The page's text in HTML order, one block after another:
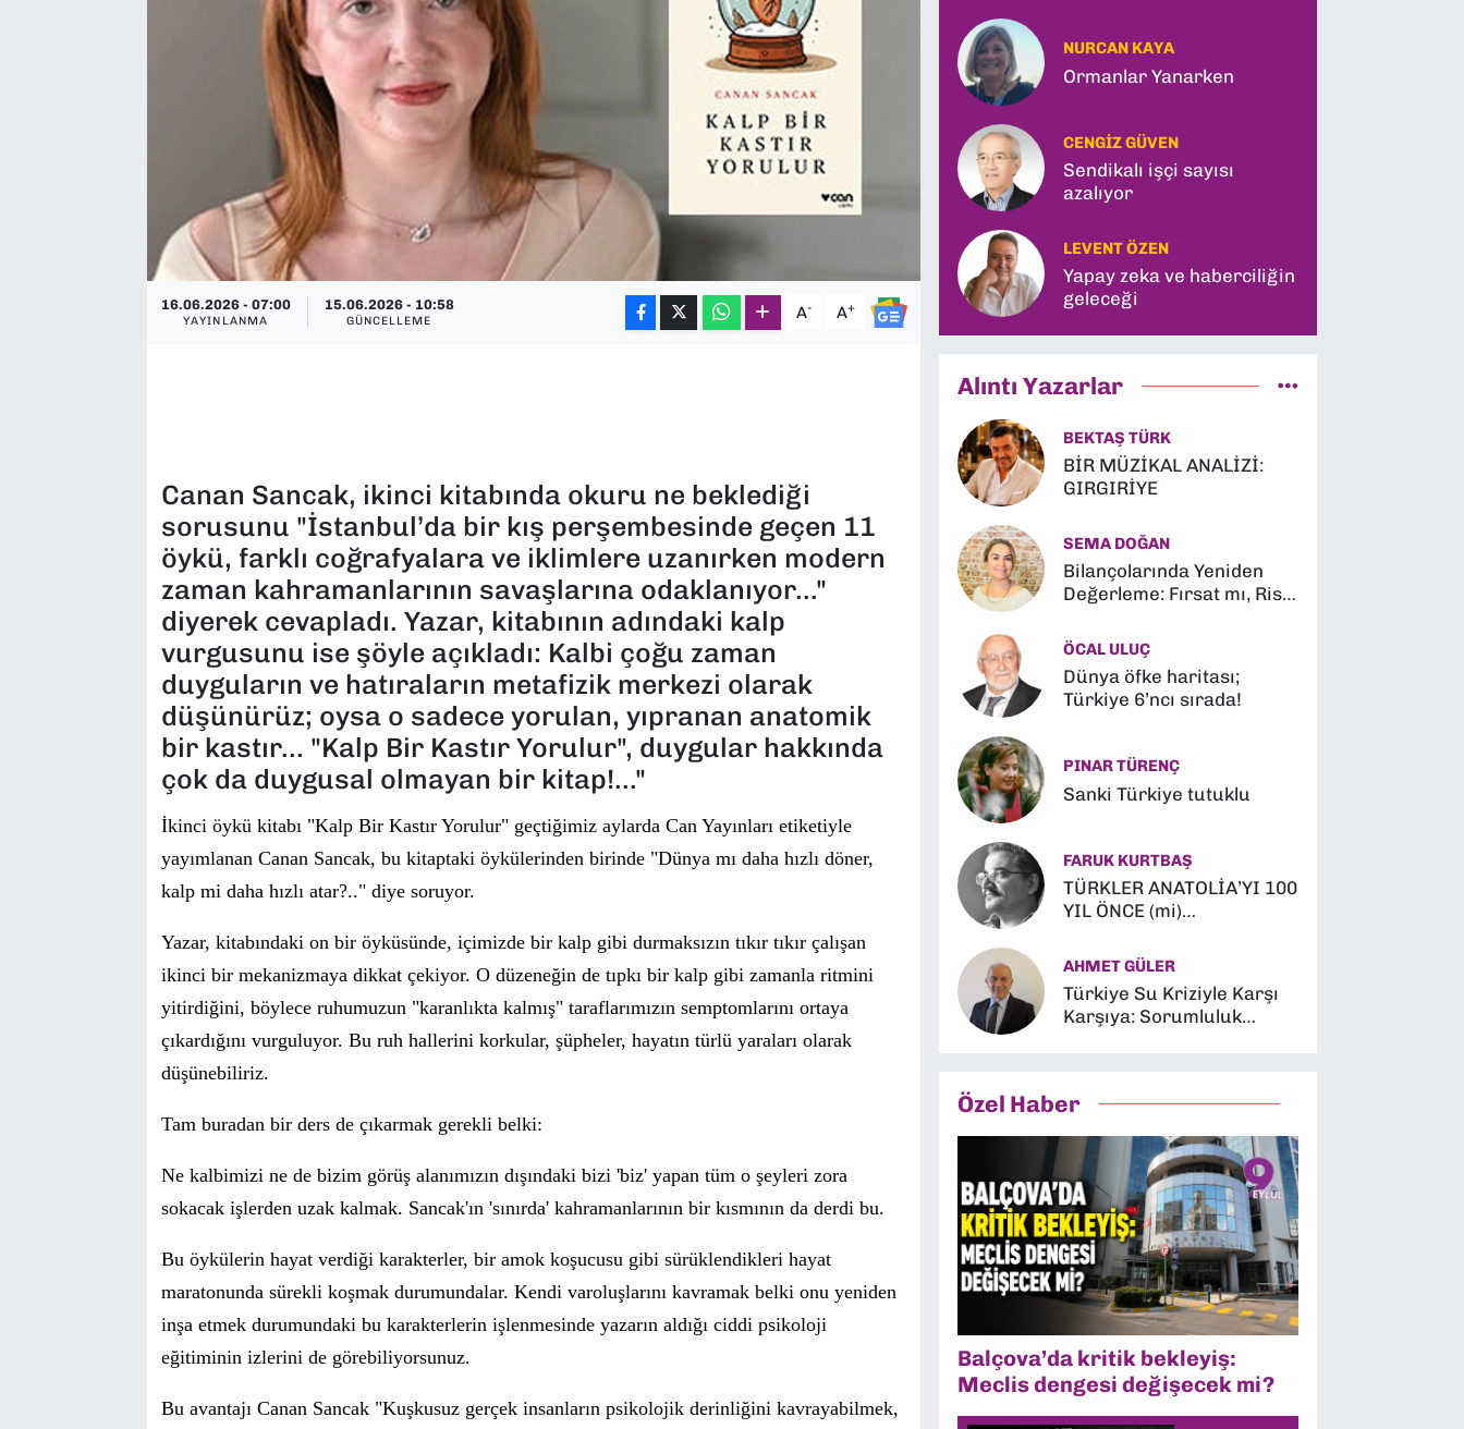
16.06.2026 - 07:00
YAYINLANMA
15.06.2026 - 10:58
GÜNCELLEME A- A+
Canan Sancak, ikinci kitabında okuru ne beklediği
sorusunu "İstanbul’da bir kış perşembesinde geçen 11
öykü, farklı coğrafyalara ve iklimlere uzanırken modern
zaman kahramanlarının savaşlarına odaklanıyor..."
diyerek cevapladı. Yazar, kitabının adındaki kalp
vurgusunu ise şöyle açıkladı: Kalbi çoğu zaman
duyguların ve hatıraların metafizik merkezi olarak
düşünürüz; oysa o sadece yorulan, yıpranan anatomik
bir kastır... "Kalp Bir Kastır Yorulur", duygular hakkında
çok da duygusal olmayan bir kitap!..."
İkinci öykükitabı "Kalp Bir Kastır Yorulur"geçtiğimiz aylarda Can Yayınları etiketiyle
yayımlanan Canan Sancak, bu kitaptaki öykülerinden birinde "Dünya mı daha hızlı döner,
kalp mi daha hızlı atar?.." diye soruyor.
Yazar, kitabındaki on bir öyküsünde, içimizde bir kalp gibi durmaksızın tıkır tıkır çalışan
ikinci bir mekanizmaya dikkat çekiyor. O düzeneğin de tıpkı bir kalp gibi zamanla ritmini
yitirdiğini, böylece ruhumuzun "karanlıkta kalmış" taraflarımızın semptomlarını ortaya
çıkardığını vurguluyor. Bu ruh hallerini korkular, şüpheler, hayatın türlüyaraları olarak
düşünebiliriz.
Tam buradan bir ders de çıkarmak gerekli belki:
Ne kalbimizi ne de bizim görüş alanımızın dışındaki bizi 'biz' yapan tüm o şeyleri zora
sokacak işlerden uzak kalmak. Sancak'ın 'sınırda' kahramanlarının bir kısmının da derdi bu.
Bu öykülerin hayat verdiği karakterler, bir amok koşucusu gibi sürüklendikleri hayat
maratonunda sürekli koşmak durumundalar. Kendi varoluşlarını kavramak belki onu yeniden
inşa etmek durumundaki bu karakterlerin işlenmesinde yazarın aldığı ciddi psikoloji
eğitiminin izlerini de görebiliyorsunuz.
Bu avantajı Canan Sancak "Kuşkusuz gerçek insanların psikolojik derinliğini kavrayabilmek,
NURCAN KAYA
Ormanlar Yanarken
CENGIZ GÜVEN
Sendikalı işçi sayısı
azalıyor
LEVENT ÖZEN
Yapay zeka ve haberciliğin
geleceği
Alıntı Yazarlar
BEKTAŞ TÜRK
BİR MÜZİKAL ANALİZİ:
GIRGIRİYE
SEMA DOĞAN
Bilançolarında Yeniden
Değerleme: Fırsat mı, Risk
ÖCAL ULUÇ
Dünya öfke haritası;
Türkiye 6’ncı sırada!
PINAR TÜRENÇ
Sanki Türkiye tutuklu
FARUK KURTBAŞ
TÜRKLER ANATOLİA’YI 100
YIL ÖNCE (mi)
AHMET GÜLER
Türkiye Su Kriziyle Karşı
Karşıya: Sorumluluk
Özel Haber
Balçova’da kritik bekleyiş:
Meclis dengesi değişecek mi?
YEREL YÖNETİMLER